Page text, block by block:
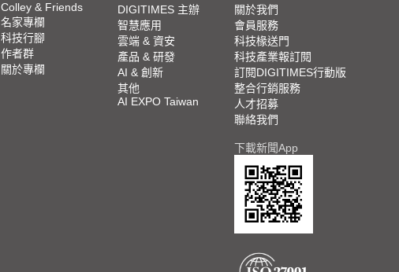
Colley & Friends
名家專欄
科技行腳
作者群
關於專欄
DIGITIMES 主辦
智慧應用
雲端 & 資安
產品 & 研發
AI & 創新
其他
AI EXPO Taiwan
關於我們
會員服務
科技椽送門
科技產業報訂閱
訂閱DIGITIMES行動版
整合行銷服務
人才招募
聯絡我們
下載新聞App